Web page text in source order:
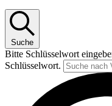
Suche
Bitte Schlüsselwort
Schlüsselwort.